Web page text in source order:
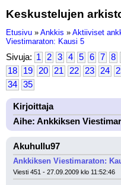
Keskustelujen
Etusivu » Ankkis » Aktiiviset
Viestimaraton: Kausi 5
Sivuja: 1 2 3 4 5 6 7 8
18
19 20 21 22 23 24
34
35
Kirjoittaja
Aihe: Ankkiksen
Akuhullu97
Ankkiksen Viestimaraton:
Viesti 451 - 27.09.2009 klo 11:52:46